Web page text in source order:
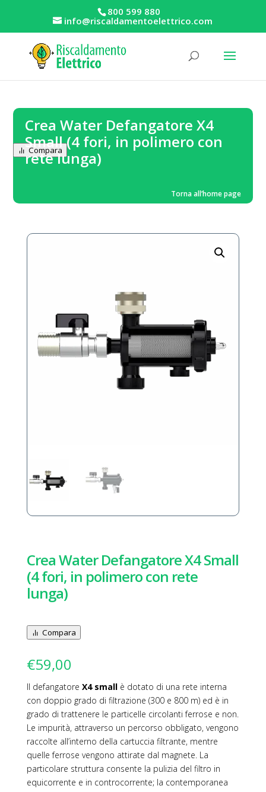
800 599 880
info@riscaldamentoelettrico.com
Crea Water Defangatore X4
Small (4 fori, in polimero con
rete lunga)
Compara
Torna all’home page
Crea Water Defangatore X4 Small
(4 fori, in polimero con rete
lunga)
Compara
€59,00
Il defangatore X4 smallè dotato di una rete interna
con doppio grado di filtrazione (300 e 800 m) ed è in
grado di trattenere le particelle circolanti ferrose e non.
Le impurità, attraverso un percorso obbligato, vengono
raccolte all’interno della cartuccia filtrante, mentre
quelle ferrose vengono attirate dal magnete. La
particolare struttura consente la pulizia del filtro in
equicorrente e in controcorrente; la contemporanea